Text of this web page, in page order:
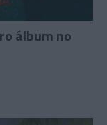
álbum no